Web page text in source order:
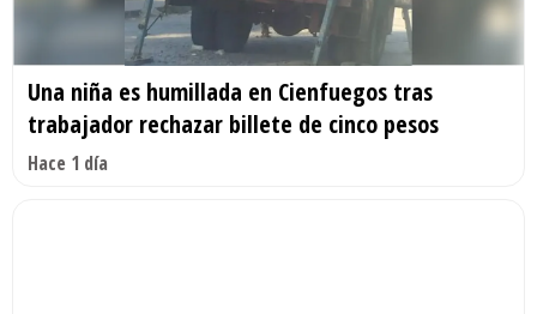
Una niña es humillada en Cienfuegos tras
trabajador rechazar billete de cinco pesos
Hace 1 día